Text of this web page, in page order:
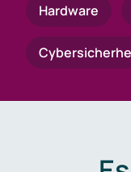
Hardware